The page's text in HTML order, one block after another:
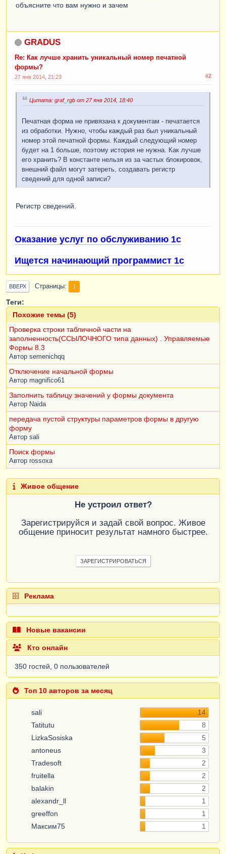
объясните что вам нужно и зачем
GRADUS
Re: Как лучше хранить уникальный номер печатной
формы?
#2
27 янв 2014, 21:23
Цитата: graf_rgb от 27 янв 2014, 18:40
Печатная форма не привязана к документам - печатается
из обработки. Нужно, чтобы каждый раз был уникальный
номер этой печатной формы. Каждый следующий номер
будет на 1 больше, поэтому история не нужна. Как лучше
его хранить? В константе нельзя из за частых блокировок,
внешний файл могут затереть, создавать регистр
сведений для одной записи?
Регистр сведений.
Оказание услуг по обслуживанию 1с
Ищется начинающий программист 1с
ВВЕРХ Страницы 1
Теги:
Похожие темы (5)
Проверка строки табличной части на
заполненность(ССЫЛОЧНОГО типа данных) . Управляемые
Формы 8.3
Автор semenichqq
Отключение начальной формы
Автор magnifico61
Заполнить таблицу значений у формы документа
Автор Naida
передача пустой структуры параметров формы в другую
форму
Автор sali
Поиск формы
Автор rossoxa
Живое общение
Не устроил ответ?
Зарегистрируйся и задай свой вопрос. Живое
общение приносит результат намного быстрее.
ЗАРЕГИСТРИРОВАТЬСЯ
Реклама
Новые вакансии
Кто онлайн
350 гостей, 0 пользователей
Топ 10 авторов за месяц
sali
14
Tatitutu
8
LizkaSosiska
5
antoneus
3
Tradesoft
2
fruitella
2
balakin
2
alexandr_ll
1
greeffon
1
Максим75
1